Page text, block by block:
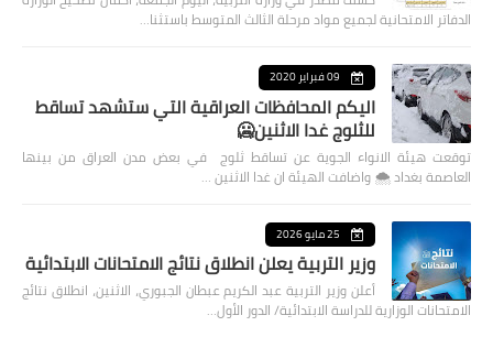
الدفاتر الامتحانية لجميع مواد مرحلة الثالث المتوسط باستثنا…
09 فبراير 2020
اليكم المحافظات العراقية التي ستشهد تساقط
للثلوج غدا الاثنين🥶
توقعت هيئة الانواء الجوية عن تساقط ثلوج في بعض مدن العراق من بينها
العاصمة بغداد ⁦🌨️⁩ واضافت الهيئة ان غدا الاثنين …
25 مايو 2026
وزير التربية يعلن انطلاق نتائج الامتحانات الابتدائية
أعلن وزير التربية عبد الكريم عبطان الجبوري، الاثنين، انطلاق نتائج
الامتحانات الوزارية للدراسة الابتدائية/ الدور الأول…